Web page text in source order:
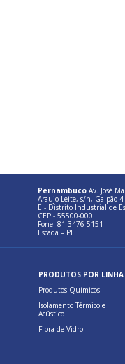
Pernambuco Av. José
Araujo Leite, s/n, Galpão 4
E - Distrito Industrial de
CEP - 55500-000
Fone: 81 3476-5151
Escada – PE
PRODUTOS POR LINHA
Produtos Químicos
Isolamento Térmico e
Acústico
Fibra de Vidro